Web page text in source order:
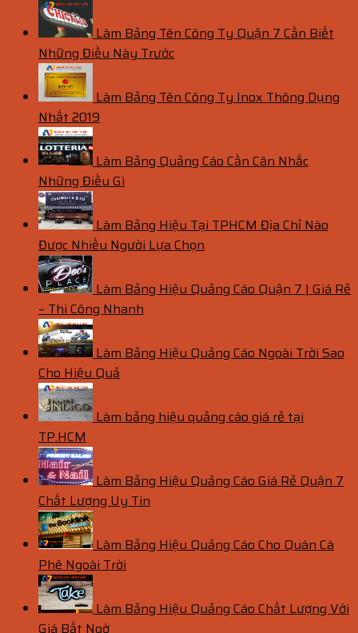
Làm Bảng Tên Công Ty Quận 7 Cần Biết
Những Điều Này Trước
Làm Bảng Tên Công Ty Inox Thông Dụng
Nhất 2019
Làm Bảng Quảng Cáo Cần Cân Nhắc
Những Điều Gì
Làm Bảng Hiệu Tại TPHCM Địa Chỉ Nào
Được Nhiều Người Lựa Chọn
Làm Bảng Hiệu Quảng Cáo Quận 7 | Giá Rẻ
– Thi Công Nhanh
Làm Bảng Hiệu Quảng Cáo Ngoài Trời Sao
Cho Hiệu Quả
Làm bảng hiệu quảng cáo giá rẻ tại
TP.HCM
Làm Bảng Hiệu Quảng Cáo Giá Rẻ Quận 7
Chất Lượng Uy Tín
Làm Bảng Hiệu Quảng Cáo Cho Quán Cà
Phê Ngoài Trời
Làm Bảng Hiệu Quảng Cáo Chất Lượng Với
Giá Bất Ngờ